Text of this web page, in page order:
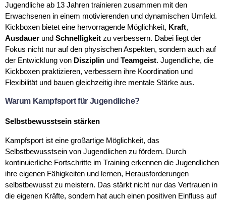
Jugendliche ab 13 Jahren trainieren zusammen mit den
Erwachsenen in einem motivierenden und dynamischen Umfeld.
Kickboxen bietet eine hervorragende Möglichkeit, Kraft,
Ausdauer und Schnelligkeit zu verbessern. Dabei liegt der
Fokus nicht nur auf den physischen Aspekten, sondern auch auf
der Entwicklung von Disziplin und Teamgeist. Jugendliche, die
Kickboxen praktizieren, verbessern ihre Koordination und
Flexibilität und bauen gleichzeitig ihre mentale Stärke aus.
Warum Kampfsport für Jugendliche?
Selbstbewusstsein stärken
Kampfsport ist eine großartige Möglichkeit, das
Selbstbewusstsein von Jugendlichen zu fördern. Durch
kontinuierliche Fortschritte im Training erkennen die Jugendlichen
ihre eigenen Fähigkeiten und lernen, Herausforderungen
selbstbewusst zu meistern. Das stärkt nicht nur das Vertrauen in
die eigenen Kräfte, sondern hat auch einen positiven Einfluss auf